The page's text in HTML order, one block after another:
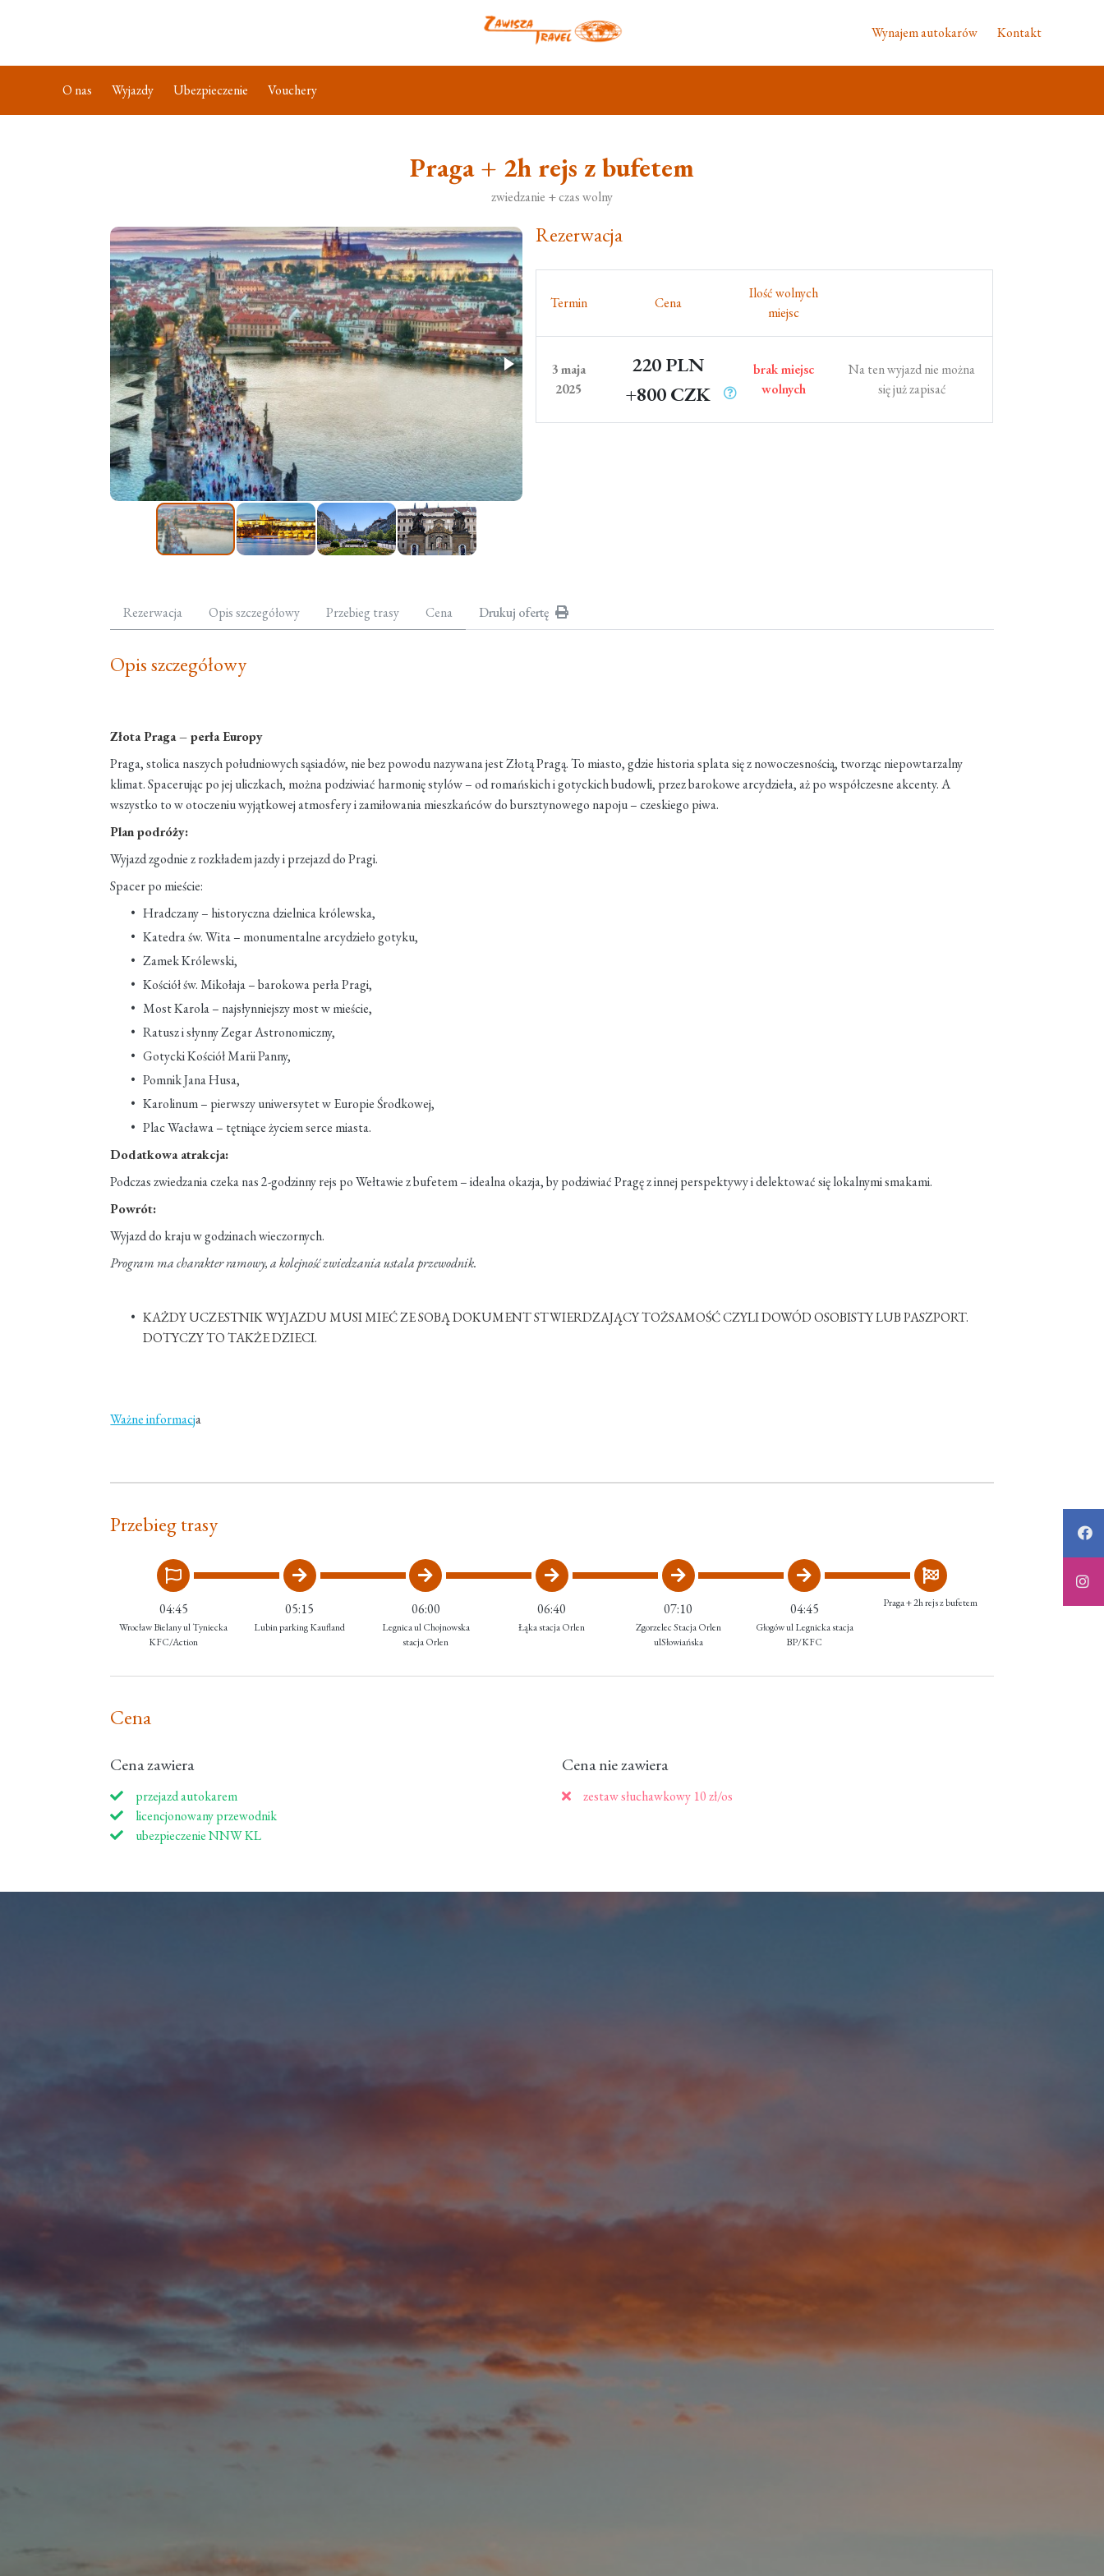
Wynajem autokarów Kontakt
O nas Wyjazdy Ubezpieczenie Vouchery
Praga + 2h rejs z bufetem
zwiedzanie + czas wolny
Rezerwacja
Termin Cena
Ilość wolnych
miejsc
3 maja
2025
220 PLN
+800 CZK
brak miejsc
wolnych
Na ten wyjazd nie można
się już zapisać
Rezerwacja Opis szczegółowy Przebieg trasy Cena Drukuj ofertę
Opis szczegółowy
Złota Praga – perła Europy
Praga, stolica naszych południowych sąsiadów, nie bez powodu nazywana jest Złotą Pragą. To miasto, gdzie historia splata się z nowoczesnością, tworząc niepowtarzalny
klimat. Spacerując po jej uliczkach, można podziwiać harmonię stylów – od romańskich i gotyckich budowli, przez barokowe arcydzieła, aż po współczesne akcenty. A
wszystko to w otoczeniu wyjątkowej atmosfery i zamiłowania mieszkańców do bursztynowego napoju – czeskiego piwa.
Plan podróży:
Wyjazd zgodnie z rozkładem jazdy i przejazd do Pragi.
Spacer po mieście:
Hradczany – historyczna dzielnica królewska,
Katedra św. Wita – monumentalne arcydzieło gotyku,
Zamek Królewski,
Kościół św. Mikołaja – barokowa perła Pragi,
Most Karola – najsłynniejszy most w mieście,
Ratusz i słynny Zegar Astronomiczny,
Gotycki Kościół Marii Panny,
Pomnik Jana Husa,
Karolinum – pierwszy uniwersytet w Europie Środkowej,
Plac Wacława – tętniące życiem serce miasta.
Dodatkowa atrakcja:
Podczas zwiedzania czeka nas 2-godzinny rejs po Wełtawie z bufetem – idealna okazja, by podziwiać Pragę z innej perspektywy i delektować się lokalnymi smakami.
Powrót:
Wyjazd do kraju w godzinach wieczornych.
Program ma charakter ramowy, a kolejność zwiedzania ustala przewodnik.
KAŻDY UCZESTNIK WYJAZDU MUSI MIEĆ ZE SOBĄ DOKUMENT STWIERDZAJĄCY TOŻSAMOŚĆ CZYLI DOWÓD OSOBISTY LUB PASZPORT.
DOTYCZY TO TAKŻE DZIECI.
Ważne informacja
Przebieg trasy
04:45
Wrocław Bielany ul Tyniecka
KFC/Action
05:15
Lubin parking Kaufland
06:00
Legnica ul Chojnowska
stacja Orlen
06:40
Łąka stacja Orlen
07:10
Zgorzelec Stacja Orlen
ulSłowiańska
04:45
Głogów ul Legnicka stacja
BP/KFC
Praga + 2h rejs z bufetem
Cena
Cena zawiera
przejazd autokarem
licencjonowany przewodnik
ubezpieczenie NNW KL
Cena nie zawiera
zestaw słuchawkowy 10 zł/os